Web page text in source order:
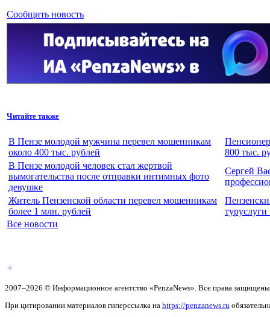
Сообщить новость
Читайте также
В Пензе молодой мужчина перевел мошенникам
около 400 тыс. рублей
800 тыс.
В Пензе молодой человек стал жертвой
вымогательства после отправки интимных фото
девушке
Сергей
Житель Пензенской области перевел мошенникам
более 1 млн. рублей
Все новости
2007–2026 © Информационное агентство «PenzaNews». Все права
При цитировании материалов гиперссылка на https://penzanews.ru